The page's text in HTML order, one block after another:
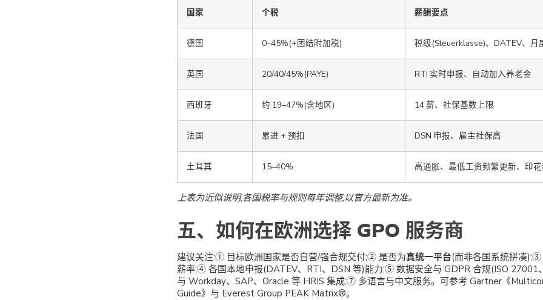
国家 个税 薪酬要点
德国 0–45%(+团结附加税) 税级(Steuerklasse)、DATEV、月
英国 20/40/45%(PAYE) RTI 实时申报、自动加入养老金
西班牙 约 19–47%(含地区) 14 薪、社保基数上限
法国 累进 + 预扣 DSN 申报、雇主社保高
土耳其 15–40% 高通胀、最低工资频繁更新、印
上表为近似说明,各国税率与规则每年调整,以官方最新为准。
五、如何在欧洲选择 GPO 服务商
建议关注:① 目标欧洲国家是否自营/强合规交付;② 是否为真统一平台(而非各国系统拼凑
薪率;④ 各国本地申报(DATEV、RTI、DSN 等)能力;⑤ 数据安全与 GDPR 合规(ISO 27001
与 Workday、SAP、Oracle 等 HRIS 集成;⑦ 多语言与中文服务。可参考 Gartner《
Guide》与 Everest Group PEAK Matrix®。